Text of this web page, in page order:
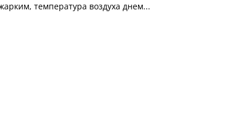
температура воздуха днем...